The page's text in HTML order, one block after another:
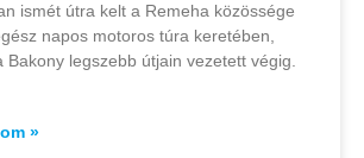
ismét útra kelt a Remeha közössége
napos motoros túra keretében,
Bakony legszebb útjain vezetett végig.
»